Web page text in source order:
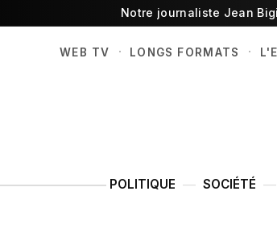
Notre journaliste Jean
WEB TV · LONGS FORMATS ·
POLITIQUE SOCIÉTÉ